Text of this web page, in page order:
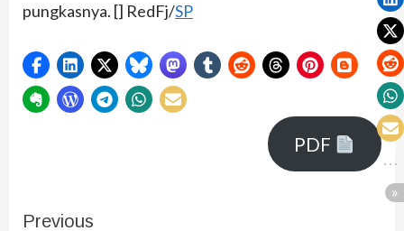
pungkasnya. [] RedFj/SP
PDF
Previous